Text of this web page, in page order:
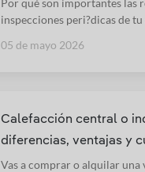
Por qué son importantes las
inspecciones peri?dicas de tu
05 de mayo 2026
Calefacción central o
diferencias, ventajas y
Vas a comprar o alquilar una